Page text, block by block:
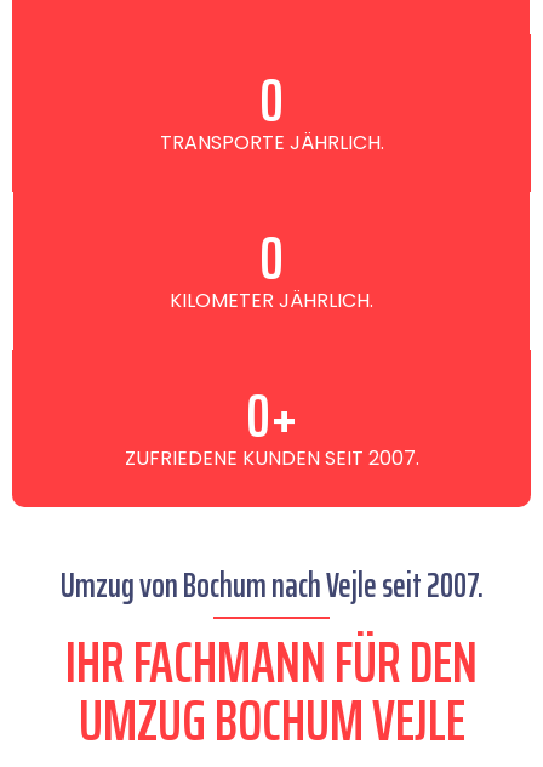
TRANSPORTE JÄHRLICH.
0
KILOMETER JÄHRLICH.
0
ZUFRIEDENE KUNDEN SEIT 2007.
0+
Umzug von Bochum nach Vejle seit 2007.
IHR FACHMANN FÜR DEN
UMZUG BOCHUM VEJLE